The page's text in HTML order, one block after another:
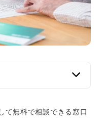
料相談ができる
て無料で相談できる窓口